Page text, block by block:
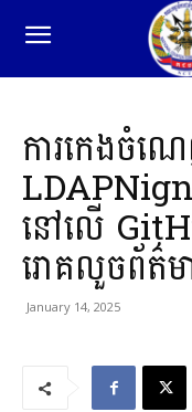
ការកេងចំ
នៅលើ
រោគលួចព័ត៌ម
January 14, 2025